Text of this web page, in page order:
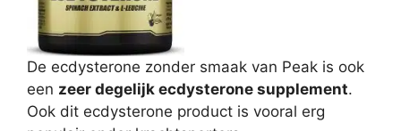
De ecdysterone zonder smaak van Peak is ook
een zeer degelijk ecdysterone supplement.
Ook dit ecdysterone product is vooral erg